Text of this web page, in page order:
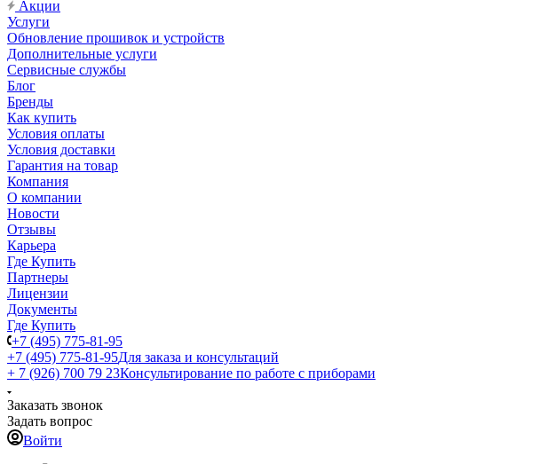
Акции
Услуги
Обновление прошивок и устройств
Дополнительные услуги
Сервисные службы
Блог
Бренды
Как купить
Условия оплаты
Условия доставки
Гарантия на товар
Компания
О компании
Новости
Отзывы
Карьера
Где Купить
Партнеры
Лицензии
Документы
Где Купить
+7 (495) 775-81-95
+7 (495) 775-81-95Для заказа и консультаций
+ 7 (926) 700 79 23Консультирование по работе с приборами
Заказать звонок
Задать вопрос
Войти